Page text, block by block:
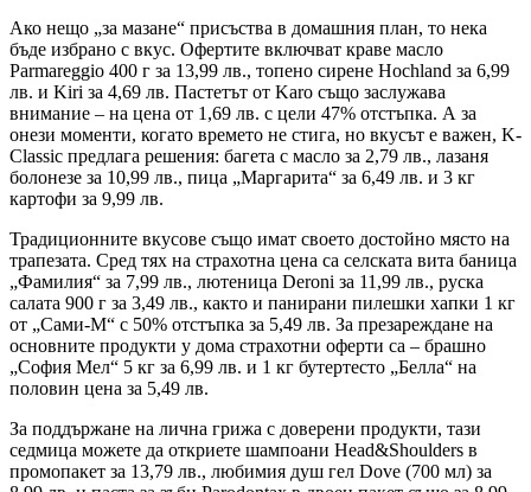
Ако нещо „за мазане“ присъства в домашния план, то нека
бъде избрано с вкус. Офертите включват краве масло
Parmareggio 400 г за 13,99 лв., топено сирене Hochland за 6,99
лв. и Kiri за 4,69 лв. Пастетът от Karo също заслужава
внимание – на цена от 1,69 лв. с цели 47% отстъпка. А за
онези моменти, когато времето не стига, но вкусът е важен, K-
Classic предлага решения: багета с масло за 2,79 лв., лазаня
болонезе за 10,99 лв., пица „Маргарита“ за 6,49 лв. и 3 кг
картофи за 9,99 лв.
Традиционните вкусове също имат своето достойно място на
трапезата. Сред тях на страхотна цена са селската вита баница
„Фамилия“ за 7,99 лв., лютеница Deroni за 11,99 лв., руска
салата 900 г за 3,49 лв., както и панирани пилешки хапки 1 кг
от „Сами-М“ с 50% отстъпка за 5,49 лв. За презареждане на
основните продукти у дома страхотни оферти са – брашно
„София Мел“ 5 кг за 6,99 лв. и 1 кг бутертесто „Белла“ на
половин цена за 5,49 лв.
За поддържане на лична грижа с доверени продукти, тази
седмица можете да откриете шампоани Head&Shoulders в
промопакет за 13,79 лв., любимия душ гел Dove (700 мл) за